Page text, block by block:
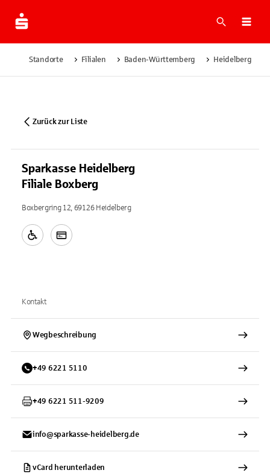
Suche
Standorte Filialen Baden-Württemberg Heidelberg
Zurück zur Liste
Sparkasse Heidelberg
Filiale Boxberg
Boxbergring 12, 69126 Heidelberg
Kontakt
Wegbeschreibung
+49 6221 5110
+49 6221 511-9209
info@sparkasse-heidelberg.de
vCard herunterladen